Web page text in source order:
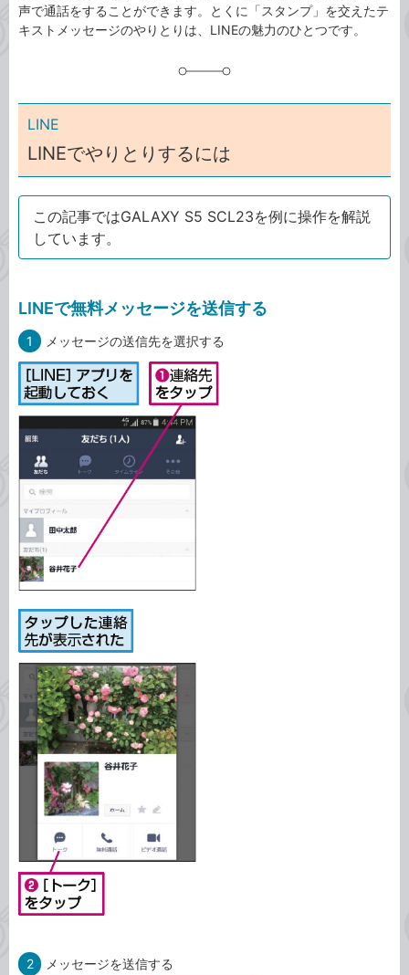
声で通話をすることができます。とくに「スタンプ」を交えたテ
キストメッセージのやりとりは、LINEの魅力のひとつです。
LINE
LINEでやりとりするには
この記事ではGALAXY S5 SCL23を例に操作を解説
しています。
LINEで無料メッセージを送信する
1 メッセージの送信先を選択する
2 メッセージを送信する